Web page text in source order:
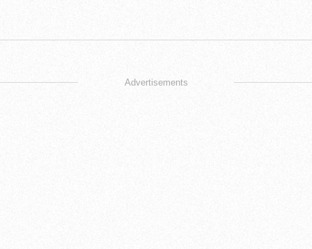
Advertisements